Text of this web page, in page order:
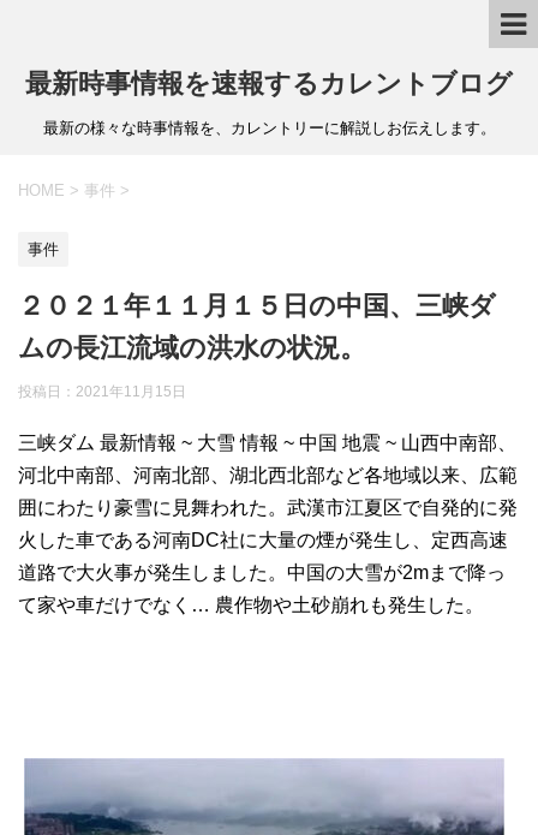
最新時事情報を速報するカレントブログ
最新の様々な時事情報を、カレントリーに解説しお伝えします。
HOME > 事件 >
事件
２０２１年１１月１５日の中国、三峡ダ
ムの長江流域の洪水の状況。
投稿日： 2021年11月15日
三峡ダム 最新情報 ~ 大雪 情報 ~ 中国 地震 ~ 山西中南部、
河北中南部、河南北部、湖北西北部など各地域以来、広範
囲にわたり豪雪に見舞われた。武漢市江夏区で自発的に発
火した車である河南DC社に大量の煙が発生し、定西高速
道路で大火事が発生しました。中国の大雪が2mまで降っ
て家や車だけでなく… 農作物や土砂崩れも発生した。